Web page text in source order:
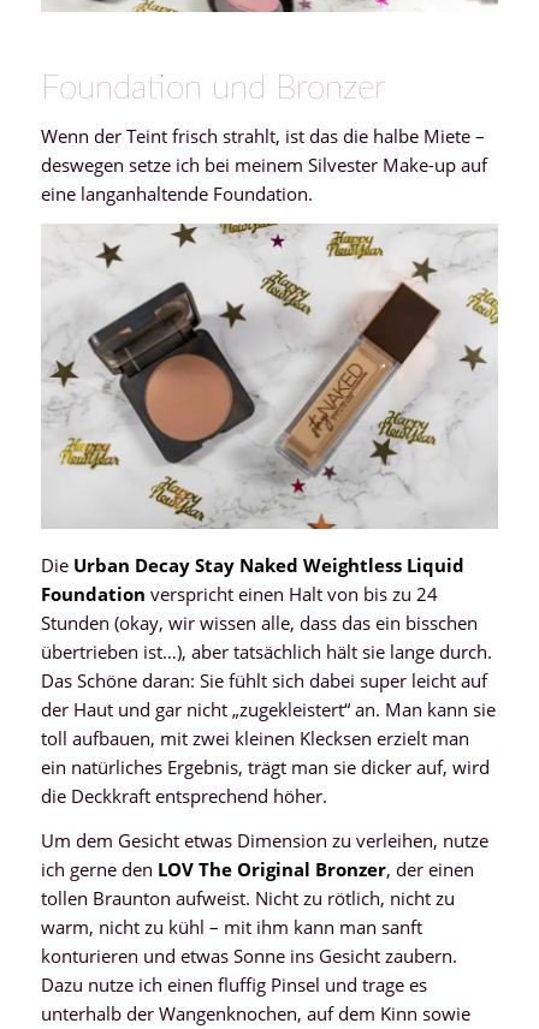
Foundation und Bronzer
Wenn der Teint frisch strahlt, ist das die halbe Miete –
deswegen setze ich bei meinem Silvester Make-up auf
eine langanhaltende Foundation.
Die Urban Decay Stay Naked Weightless Liquid
Foundation verspricht einen Halt von bis zu 24
Stunden (okay, wir wissen alle, dass das ein bisschen
übertrieben ist…), aber tatsächlich hält sie lange durch.
Das Schöne daran: Sie fühlt sich dabei super leicht auf
der Haut und gar nicht „zugekleistert“ an. Man kann sie
toll aufbauen, mit zwei kleinen Klecksen erzielt man
ein natürliches Ergebnis, trägt man sie dicker auf, wird
die Deckkraft entsprechend höher.
Um dem Gesicht etwas Dimension zu verleihen, nutze
ich gerne den LOV The Original Bronzer, der einen
tollen Braunton aufweist. Nicht zu rötlich, nicht zu
warm, nicht zu kühl – mit ihm kann man sanft
konturieren und etwas Sonne ins Gesicht zaubern.
Dazu nutze ich einen fluffig Pinsel und trage es
unterhalb der Wangenknochen, auf dem Kinn sowie